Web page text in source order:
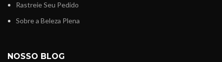
Rastreie Seu Pedido
Sobre a Beleza Plena
NOSSO BLOG